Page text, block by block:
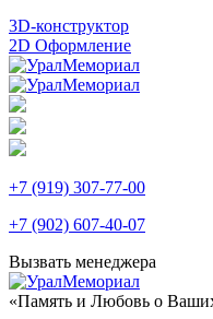
3D-конструктор
2D Оформление
+7 (919) 307-77-00
+7 (902) 607-40-07
Вызвать менеджера
«Память и Любовь о